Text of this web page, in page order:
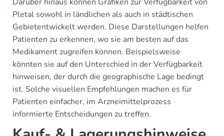
Pletal sowohl in ländlichen als auch in städtischen
Gebietentwickelt werden. Diese Darstellungen helfen
Patienten zu erkennen, wo sie am besten auf das
Medikament zugreifen können. Beispielsweise
könnten sie auf den Unterschied in der Verfügbarkeit
hinweisen, der durch die geographische Lage bedingt
ist. Solche visuellen Empfehlungen machen es für
Patienten einfacher, im Arzneimittelprozess
informierte Entscheidungen zu treffen.